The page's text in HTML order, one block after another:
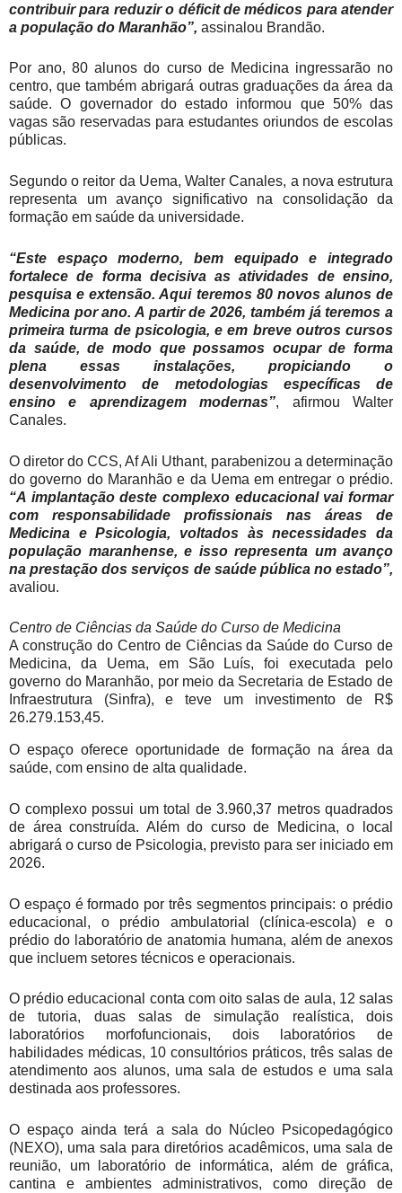
contribuir para reduzir o déficit de médicos para atender
a população do Maranhão”, assinalou Brandão.
Por ano, 80 alunos do curso de Medicina ingressarão no
centro, que também abrigará outras graduações da área da
saúde. O governador do estado informou que 50% das
vagas são reservadas para estudantes oriundos de escolas
públicas.
Segundo o reitor da Uema, Walter Canales, a nova estrutura
representa um avanço significativo na consolidação da
formação em saúde da universidade.
“Este espaço moderno, bem equipado e integrado
fortalece de forma decisiva as atividades de ensino,
pesquisa e extensão. Aqui teremos 80 novos alunos de
Medicina por ano. A partir de 2026, também já teremos a
primeira turma de psicologia, e em breve outros cursos
da saúde, de modo que possamos ocupar de forma
plena essas instalações, propiciando o
desenvolvimento de metodologias específicas de
ensino e aprendizagem modernas”, afirmou Walter
Canales.
O diretor do CCS, Af Ali Uthant, parabenizou a determinação
do governo do Maranhão e da Uema em entregar o prédio.
“A implantação deste complexo educacional vai formar
com responsabilidade profissionais nas áreas de
Medicina e Psicologia, voltados às necessidades da
população maranhense, e isso representa um avanço
na prestação dos serviços de saúde pública no estado”,
avaliou.
Centro de Ciências da Saúde do Curso de Medicina
A construção do Centro de Ciências da Saúde do Curso de
Medicina, da Uema, em São Luís, foi executada pelo
governo do Maranhão, por meio da Secretaria de Estado de
Infraestrutura (Sinfra), e teve um investimento de R$
26.279.153,45.
O espaço oferece oportunidade de formação na área da
saúde, com ensino de alta qualidade.
O complexo possui um total de 3.960,37 metros quadrados
de área construída. Além do curso de Medicina, o local
abrigará o curso de Psicologia, previsto para ser iniciado em
2026.
O espaço é formado por três segmentos principais: o prédio
educacional, o prédio ambulatorial (clínica-escola) e o
prédio do laboratório de anatomia humana, além de anexos
que incluem setores técnicos e operacionais.
O prédio educacional conta com oito salas de aula, 12 salas
de tutoria, duas salas de simulação realística, dois
laboratórios morfofuncionais, dois laboratórios de
habilidades médicas, 10 consultórios práticos, três salas de
atendimento aos alunos, uma sala de estudos e uma sala
destinada aos professores.
O espaço ainda terá a sala do Núcleo Psicopedagógico
(NEXO), uma sala para diretórios acadêmicos, uma sala de
reunião, um laboratório de informática, além de gráfica,
cantina e ambientes administrativos, como direção de